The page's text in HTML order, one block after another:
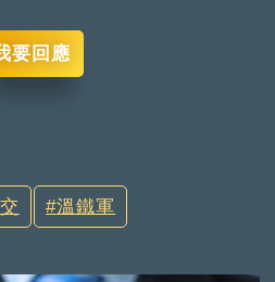
要回應
溫鐵軍